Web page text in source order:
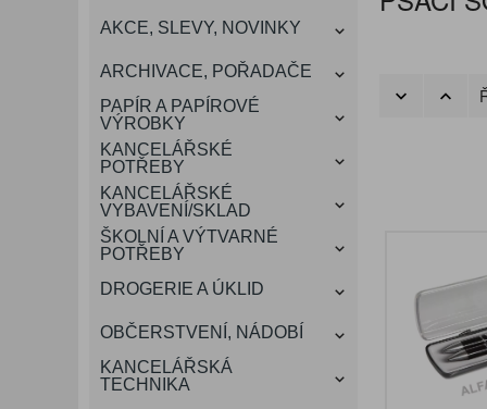
VÁNOCE
DÁRKOVÉ POTŘEBY
SMART DOPLŇKY
ROZDRUŽOVAČE
VIZITKY A JMENOVKY
OBÁLKY
TISKOPISY
KONFERENČNÍ SPISOVKY
NŮŽKY A NOŽE
TAŠKY, KUFRY, AKTOVKY
A OBALY
KANCELÁŘSKÝ
NÁBYTEK
OCHRANNÉ PRACOVNÍ
POMŮCKY
TABULE, NÁSTĚNKY
KRESLENÍ A MALOVÁNÍ
DEZINFEKCE-OCHRANA
PROSTŘEDKY NA PRANÍ
KONVICE A DŽBÁNY
SLADKÉ POTRAVINY
LAMINACE
ŠTÍTKOVAČE
AKCE, SLEVY, NOVINKY
ARCHIVACE, POŘADAČE
PAPÍR A PAPÍROVÉ
VÝROBKY
KANCELÁŘSKÉ
POTŘEBY
KANCELÁŘSKÉ
VYBAVENÍ/SKLAD
ŠKOLNÍ A VÝTVARNÉ
POTŘEBY
DROGERIE A ÚKLID
OBČERSTVENÍ, NÁDOBÍ
KANCELÁŘSKÁ
TECHNIKA